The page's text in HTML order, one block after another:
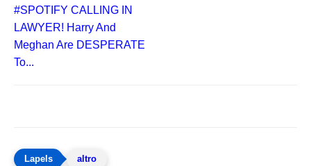
#SPOTIFY CALLING IN
LAWYER! Harry And
Meghan Are DESPERATE
To...
altro